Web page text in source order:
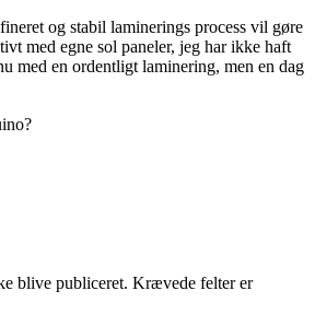
og stabil laminerings process vil gøre
med egne sol paneler, jeg har ikke haft
med en ordentligt laminering, men en dag
blive publiceret. Krævede felter er